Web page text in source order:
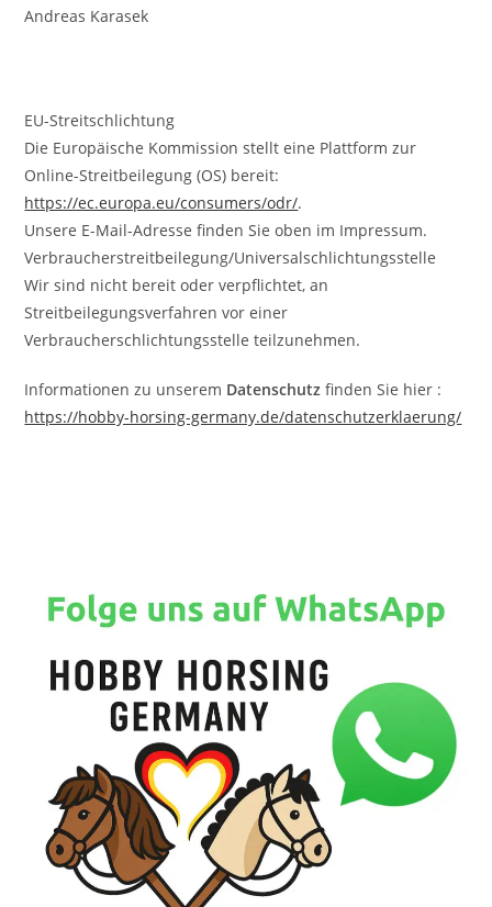
Andreas Karasek
EU-Streitschlichtung
Die Europäische Kommission stellt eine Plattform zur
Online-Streitbeilegung (OS) bereit:
https://ec.europa.eu/consumers/odr/.
Unsere E-Mail-Adresse finden Sie oben im Impressum.
Verbraucherstreitbeilegung/Universalschlichtungsstelle
Wir sind nicht bereit oder verpflichtet, an
Streitbeilegungsverfahren vor einer
Verbraucherschlichtungsstelle teilzunehmen.
Informationen zu unserem Datenschutz finden Sie hier :
https://hobby-horsing-germany.de/datenschutzerklaerung/